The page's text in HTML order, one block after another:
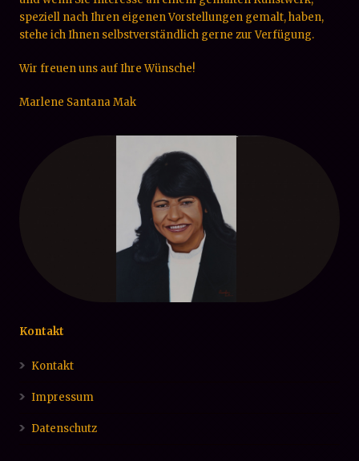
speziell nach Ihren eigenen Vorstellungen gemalt, haben,
stehe ich Ihnen selbstverständlich gerne zur Verfügung.
Wir freuen uns auf Ihre Wünsche!
Marlene Santana Mak
Kontakt
Kontakt
Impressum
Datenschutz